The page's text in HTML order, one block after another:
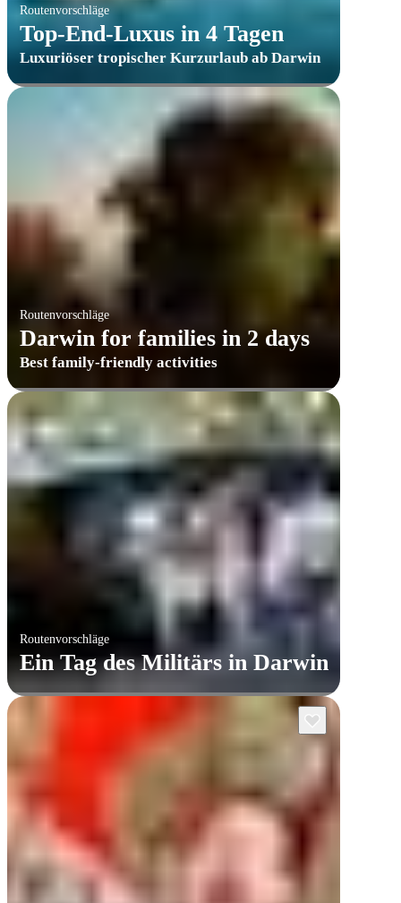
Routenvorschläge
Top-End-Luxus in 4 Tagen
Luxuriöser tropischer Kurzurlaub ab Darwin
Routenvorschläge
Darwin for families in 2 days
Best family-friendly activities
Routenvorschläge
Ein Tag des Militärs in Darwin